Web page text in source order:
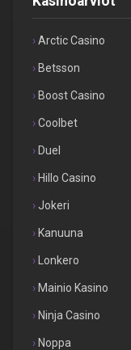
Arctic Casino
Betsson
Boost Casino
Coolbet
Duel
Hillo Casino
Jokeri
Kanuuna
Lonkero
Mainio Kasino
Ninja Casino
Noppa